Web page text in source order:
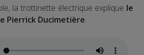
la trottinette électrique explique le
Pierrick Ducimetière.